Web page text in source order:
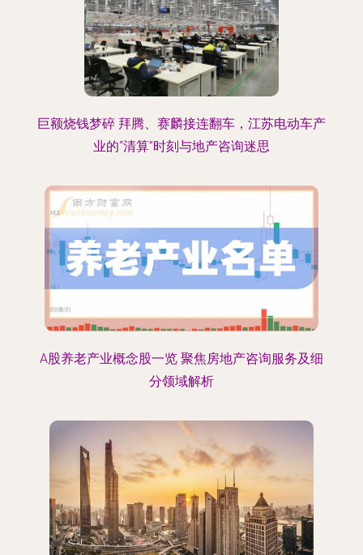
巨额烧钱梦碎 拜腾、赛麟接连翻车，江苏电动车产
业的“清算”时刻与地产咨询迷思
A股养老产业概念股一览 聚焦房地产咨询服务及细
分领域解析